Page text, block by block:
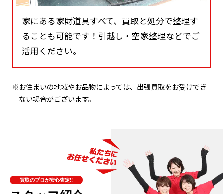
家にある家財道具すべて、買取と処分で整理す
ることも可能です！引越し・空家整理などでご
活用ください。
※お住まいの地域やお品物によっては、出張買取をお受けでき
ない場合がございます。
買取のプロが安心査定!!